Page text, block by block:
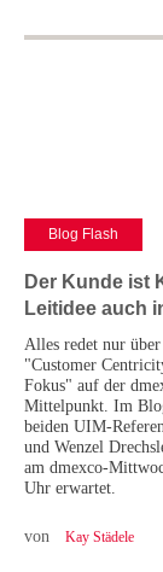
Blog Flash
Der Kunde ist
Leitidee auch
Alles redet nur
"Customer
Fokus" auf der
Mittelpunkt. Im
beiden UIM-
und Wenzel
am dmexco-
Uhr erwartet.
von Kay Städele